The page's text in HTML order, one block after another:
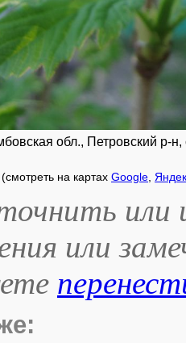
обл., Петровский р-
(смотреть на картах Google
или
или